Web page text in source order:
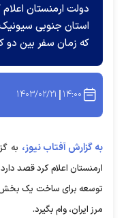
استان جنوبی
که زمان سفر بین دو
۱۴:۰۰ ۱۴۰۳/۰۲/۲۱
به گزارش آفتاب نیوز، به
مرز ایران، وام بگیرد.